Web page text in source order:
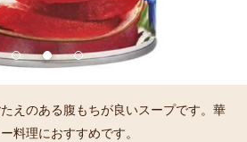
えのある腹もちが良いスープです。華
料理におすすめです。